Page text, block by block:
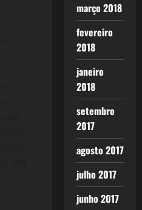
março 2018
fevereiro
2018
janeiro
2018
setembro
2017
agosto 2017
julho 2017
junho 2017